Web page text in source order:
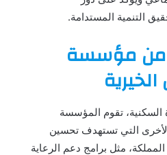
التنمية المستدامة.
من مؤسسة
تقوم المؤسسة
الأخرى التي تستهدف تحسين
مثل برامج دعم الرعاية